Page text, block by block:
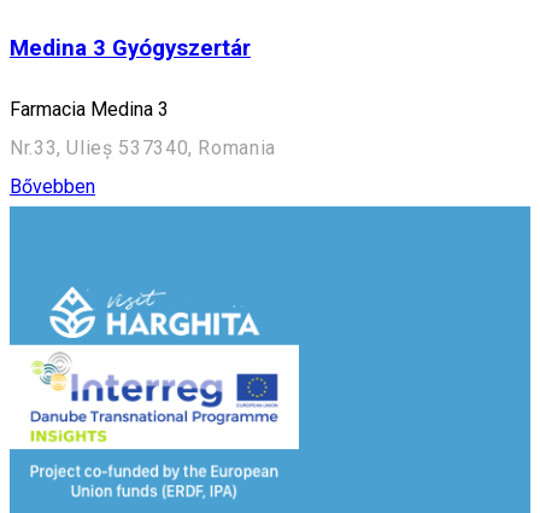
Medina 3 Gyógyszertár
Farmacia Medina 3
Nr.33, Ulieș 537340, Romania
Bővebben